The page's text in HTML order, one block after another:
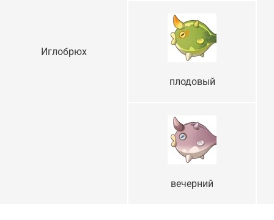
Иглобрюх
плодовый
вечерний